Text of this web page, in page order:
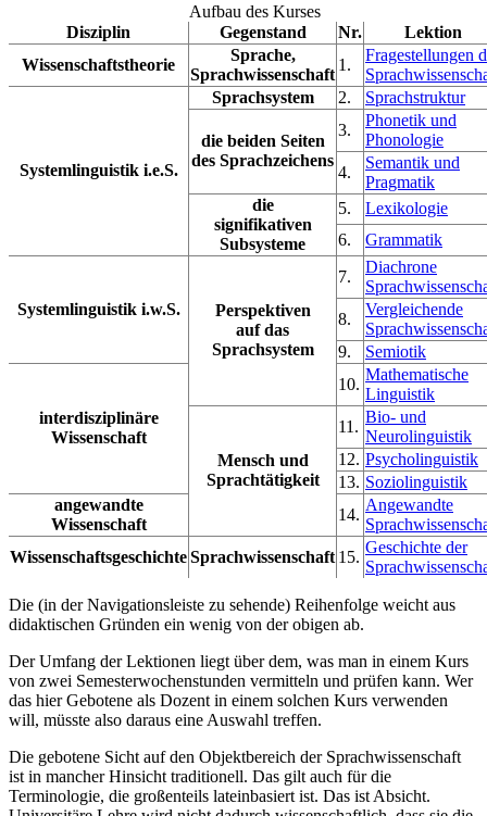
Aufbau des Kurses
Disziplin
Gegenstand Nr.
Lektion
Wissenschaftstheorie
Sprache,
Sprachwissenschaft
1.
Fragestellungen
Systemlinguistik i.e.S.
Sprachsystem 2. Sprachstruktur
die beiden Seiten
des Sprachzeichens
3.
Phonetik und
Phonologie
4.
Semantik und
Pragmatik
die
signifikativen
Subsysteme
5.
Lexikologie
6.
Grammatik
Systemlinguistik i.w.S.
Perspektiven
auf das
Sprachsystem
7.
Diachrone
8.
Vergleichende
9.
Semiotik
interdisziplinäre
Wissenschaft
10.
Mathematische
Linguistik
Mensch und
Sprachtätigkeit
11.
Bio- und
Neurolinguistik
12. Psycholinguistik
13. Soziolinguistik
angewandte
Wissenschaft
14.
Angewandte
WissenschaftsgeschichteSprachwissenschaft 15.
Geschichte der
Die (in der Navigationsleiste zu sehende) Reihenfolge weicht aus
didaktischen Gründen ein wenig von der obigen ab.
Der Umfang der Lektionen liegt über dem, was man in einem Kurs
von zwei Semesterwochenstunden vermitteln und prüfen kann. Wer
das hier Gebotene als Dozent in einem solchen Kurs verwenden
will, müsste also daraus eine Auswahl treffen.
Die gebotene Sicht auf den Objektbereich der Sprachwissenschaft
ist in mancher Hinsicht traditionell. Das gilt auch für die
Terminologie, die großenteils lateinbasiert ist. Das ist Absicht.